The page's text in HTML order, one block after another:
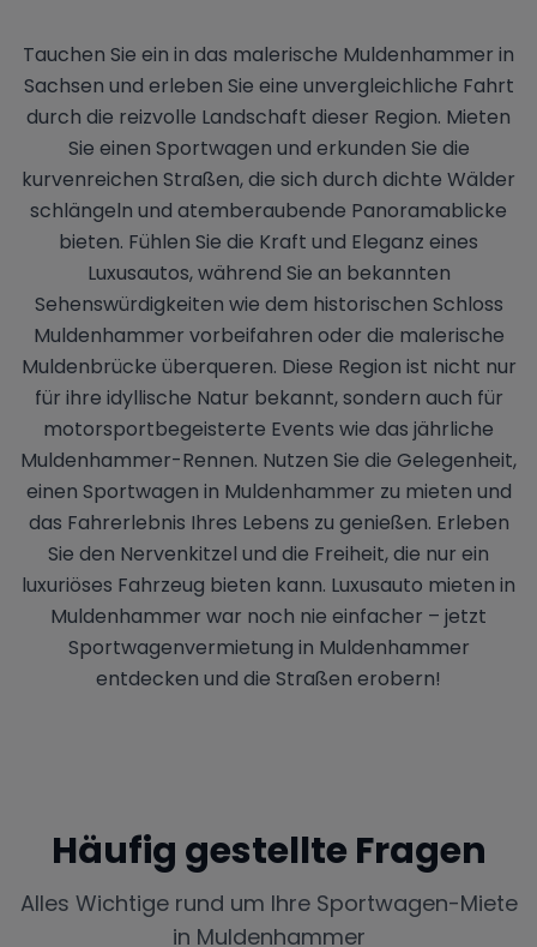
Tauchen Sie ein in das malerische Muldenhammer in
Sachsen und erleben Sie eine unvergleichliche Fahrt
durch die reizvolle Landschaft dieser Region. Mieten
Sie einen Sportwagen und erkunden Sie die
kurvenreichen Straßen, die sich durch dichte Wälder
schlängeln und atemberaubende Panoramablicke
bieten. Fühlen Sie die Kraft und Eleganz eines
Luxusautos, während Sie an bekannten
Sehenswürdigkeiten wie dem historischen Schloss
Muldenhammer vorbeifahren oder die malerische
Muldenbrücke überqueren. Diese Region ist nicht nur
für ihre idyllische Natur bekannt, sondern auch für
motorsportbegeisterte Events wie das jährliche
Muldenhammer-Rennen. Nutzen Sie die Gelegenheit,
einen Sportwagen in Muldenhammer zu mieten und
das Fahrerlebnis Ihres Lebens zu genießen. Erleben
Sie den Nervenkitzel und die Freiheit, die nur ein
luxuriöses Fahrzeug bieten kann. Luxusauto mieten in
Muldenhammer war noch nie einfacher – jetzt
Sportwagenvermietung in Muldenhammer
entdecken und die Straßen erobern!
Häufig gestellte Fragen
Alles Wichtige rund um Ihre Sportwagen-Miete
in Muldenhammer